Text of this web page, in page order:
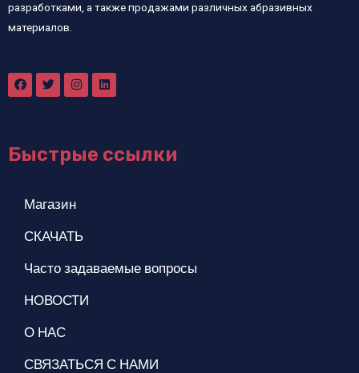
разработками, а также продажами различных абразивных
материалов.
Быстрые ссылки
Магазин
СКАЧАТЬ
Часто задаваемые вопросы
НОВОСТИ
О НАС
СВЯЗАТЬСЯ С НАМИ